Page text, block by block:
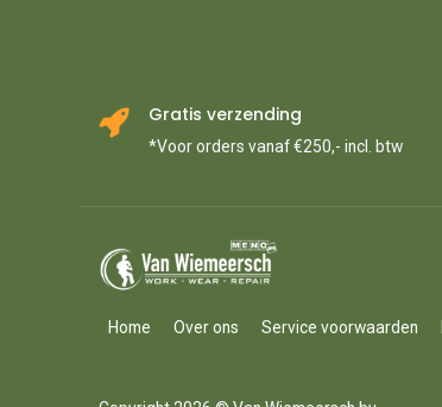
Gratis verzending
*Voor orders vanaf €250,- incl. btw
Home Over ons Service voorwaarden